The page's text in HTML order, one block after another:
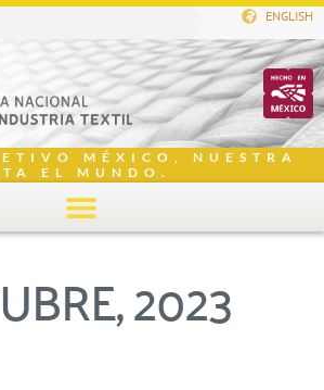
ENGLISH
MÉXICO, NUESTRA
EL MUNDO.
2023